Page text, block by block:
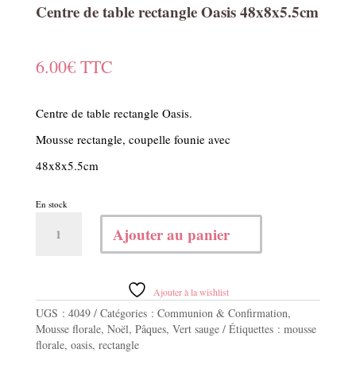
Centre de table rectangle Oasis 48x8x5.5cm
6.00€ TTC
Centre de table rectangle Oasis.
Mousse rectangle, coupelle founie avec
48x8x5.5cm
En stock
rectangle
Oasis
48x8x5.5cm
Ajouter au panier
Ajouter à la wishlist
UGS : 4049 Catégories : Communion & Confirmation,
Mousse florale, Noël, Pâques, Vert sauge Étiquettes : mousse
florale, oasis, rectangle